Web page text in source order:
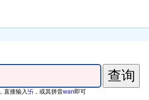
，直接输入卐 ，或其拼音wan即可